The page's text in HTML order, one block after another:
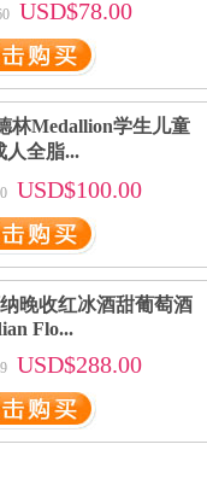
USD$78.00
林Medallion学生儿童
人全脂...
USD$100.00
晚收红冰酒甜葡萄酒
Flo...
USD$288.00